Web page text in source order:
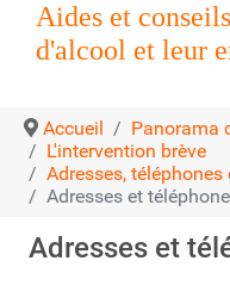
Aides et
d'alcool et leur
Accueil
Panorama
L'intervention brève
Adresses,
Adresses et
Adresses et